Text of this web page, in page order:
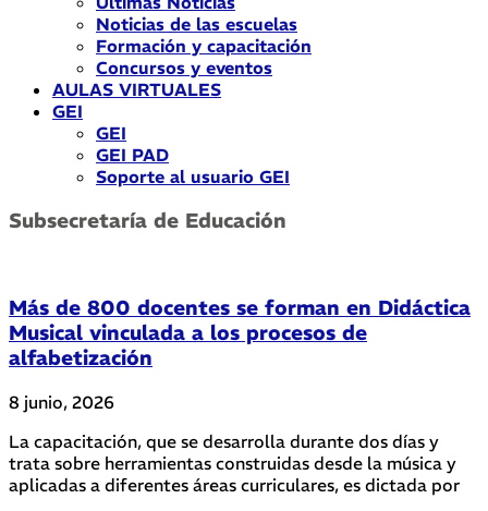
Noticias de las escuelas
Formación y capacitación
Concursos y eventos
AULAS VIRTUALES
GEI
GEI
GEI PAD
Soporte al usuario GEI
Subsecretaría de Educación
Más de 800 docentes se forman en Didáctica
Musical vinculada a los procesos de
alfabetización
8 junio, 2026
La capacitación, que se desarrolla durante dos días y
trata sobre herramientas construidas desde la música y
aplicadas a diferentes áreas curriculares, es dictada por